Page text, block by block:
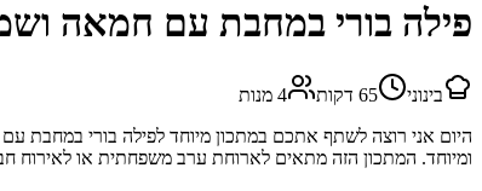
פילה בורי במחבת עם חמאה
בינוני 65 דקות 4 מנות
היום אני רוצה לשתף אתכם במתכון מיוחד לפילה בורי במחבת
ומיוחד. המתכון הזה מתאים לארוחת ערב משפחתית או לאירוח